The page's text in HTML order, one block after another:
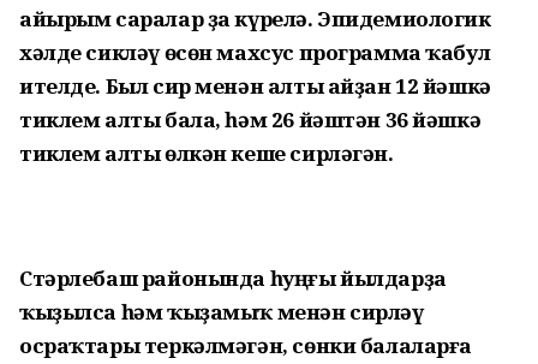
айырым саралар ҙа күрелә. Эпидемиологик
хәлде сикләү өсөн махсус программа ҡабул
ителде. Был сир менән алты айҙан 12 йәшкә
тиклем алты бала, һәм 26 йәштән 36 йәшкә
тиклем алты өлкән кеше сирләгән.
Стәрлебаш районында һуңғы йылдарҙа
ҡыҙылса һәм ҡыҙамыҡ менән сирләү
осраҡтары теркәлмәгән, сөнки балаларға